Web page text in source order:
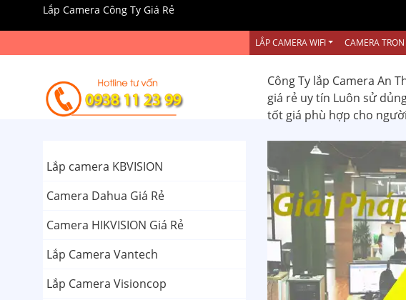
Lắp Camera Công Ty Giá Rẻ
LẮP CAMERA WIFI CAMERA
Công Ty lắp Camera An
giá rẻ uy tín Luôn sử
tốt giá phù hợp cho
Lắp camera KBVISION
Camera Dahua Giá Rẻ
Camera HIKVISION Giá Rẻ
Lắp Camera Vantech
Lắp Camera Visioncop